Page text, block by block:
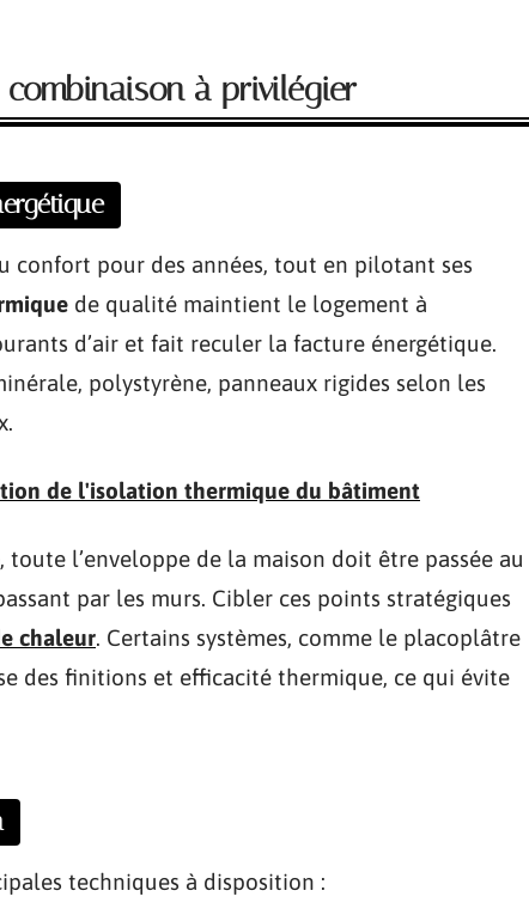
à privilégier
confort pour des années, tout en pilotant ses
de qualité maintient le logement à
d’air et fait reculer la facture énergétique.
polystyrène, panneaux rigides selon les
de l'isolation thermique du bâtiment
toute l’enveloppe de la maison doit être passée au
par les murs. Cibler ces points stratégiques
chaleur. Certains systèmes, comme le placoplâtre
des finitions et efficacité thermique, ce qui évite
techniques à disposition :